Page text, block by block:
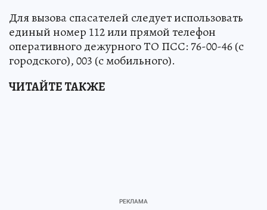
Для вызова спасателей следует использовать
единый номер 112 или прямой телефон
оперативного дежурного ТО ПСС: 76-00-46 (с
городского), 003 (с мобильного).
ЧИТАЙТЕ ТАКЖЕ